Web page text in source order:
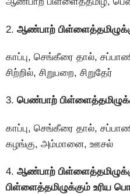
2. ஆண்பாற்
காப்பு, செங்கீரை தால்,
சிற்றில், சிறுபறை, சிறுதேர்
3. பெண்பாற்
காப்பு, செங்கீரை தால்,
கழங்கு, அம்மானை, ஊசல்
4. ஆண்பாற்
பிள்ளைத்தமிழுக்கும் உரிய